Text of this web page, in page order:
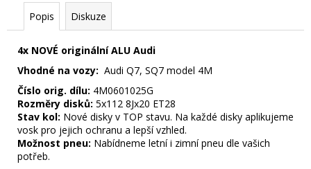
Popis Diskuze
4x NOVÉ originální ALU Audi
Vhodné na vozy: Audi Q7, SQ7 model 4M
Číslo orig. dílu: 4M0601025G
Rozměry disků: 5x112 8Jx20 ET28
Stav kol: Nové disky v TOP stavu. Na každé disky aplikujeme
vosk pro jejich ochranu a lepší vzhled.
Možnost pneu: Nabídneme letní i zimní pneu dle vašich
potřeb.